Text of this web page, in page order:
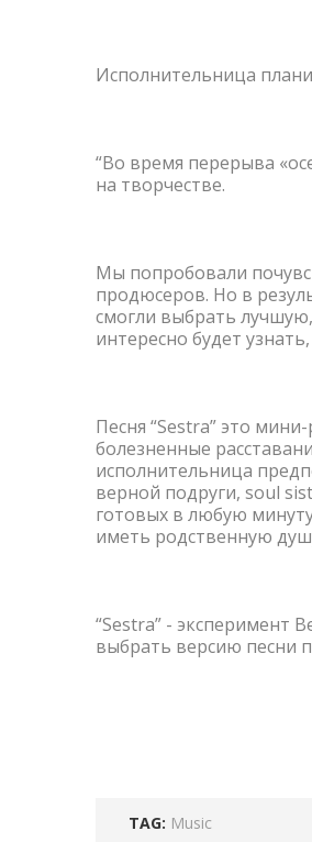
Исполнительница
“Во время перерыва
на творчестве.
Мы попробовали
продюсеров. Но в
смогли выбрать
интересно будет
Песня “Sestra” это
болезненные
исполнительница
верной подруги, soul
готовых в любую
иметь родственную
“Sestra” - эксперимент
выбрать версию песни
TAG: Music